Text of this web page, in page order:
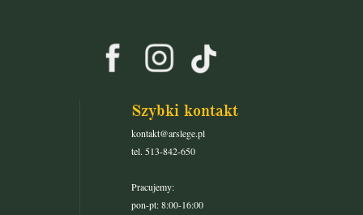
Szybki kontakt
kontakt@arslege.pl
tel. 513-842-650
Pracujemy:
pon-pt: 8:00-16:00